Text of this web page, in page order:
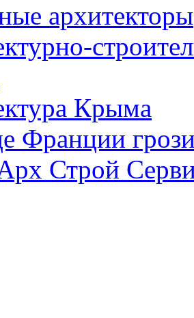
архитекторы
Крыма
Франции
Строй